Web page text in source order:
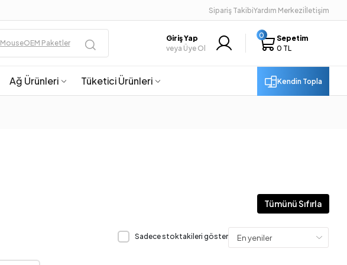
Sipariş TakibiYardım Merkeziİletişim
MouseOEM Paketler
Giriş Yap
veya Üye Ol
0
Sepetim
0 TL
Ağ Ürünleri Tüketici Ürünleri Kendin Topla
Tümünü Sıfırla
Sadece stoktakileri göster